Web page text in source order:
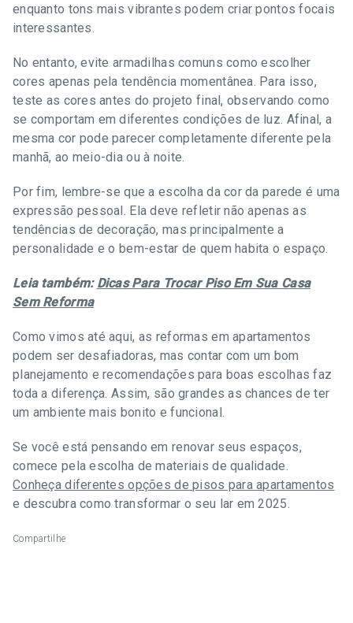
enquanto tons mais vibrantes podem criar pontos focais
interessantes.
No entanto, evite armadilhas comuns como escolher
cores apenas pela tendência momentânea. Para isso,
teste as cores antes do projeto final, observando como
se comportam em diferentes condições de luz. Afinal, a
mesma cor pode parecer completamente diferente pela
manhã, ao meio-dia ou à noite.
Por fim, lembre-se que a escolha da cor da parede é uma
expressão pessoal. Ela deve refletir não apenas as
tendências de decoração, mas principalmente a
personalidade e o bem-estar de quem habita o espaço.
Leia também: Dicas Para Trocar Piso Em Sua Casa
Sem Reforma
Como vimos até aqui, as reformas em apartamentos
podem ser desafiadoras, mas contar com um bom
planejamento e recomendações para boas escolhas faz
toda a diferença. Assim, são grandes as chances de ter
um ambiente mais bonito e funcional.
Se você está pensando em renovar seus espaços,
comece pela escolha de materiais de qualidade.
Conheça diferentes opções de pisos para apartamentos
e descubra como transformar o seu lar em 2025.
Compartilhe